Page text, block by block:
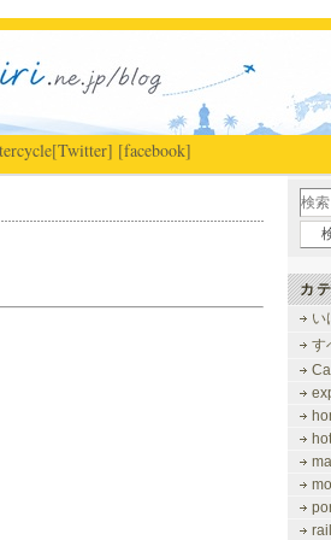
[Twitter] [facebook]
カ
い
す